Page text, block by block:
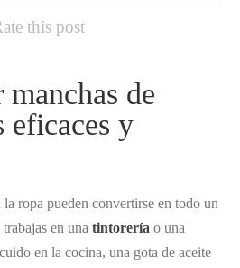
this post
de
eficaces y
la ropa pueden convertirse en todo un
en una tintorería o una
en la cocina, una gota de aceite